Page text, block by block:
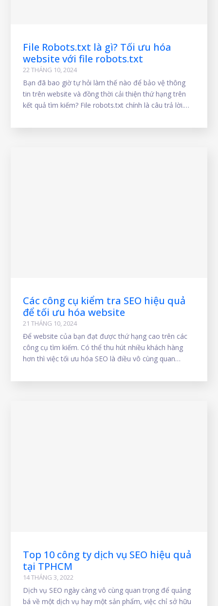
File Robots.txt là gì? Tối ưu hóa
website với file robots.txt
22 THÁNG 10, 2024
Bạn đã bao giờ tự hỏi làm thế nào để bảo vệ thông
tin trên website và đồng thời cải thiện thứ hạng trên
kết quả tìm kiếm? File robots.txt chính là câu trả lời.
quá trình quét và lập chỉ mục
Các công cụ kiểm tra SEO hiệu quả
để tối ưu hóa website
21 THÁNG 10, 2024
Để website của bạn đạt được thứ hạng cao trên các
công cụ tìm kiếm. Có thể thu hút nhiều khách hàng
hơn thì việc tối ưu hóa SEO là điều vô cùng quan
cụ hỗ trợ đắc lực. Bài viết này sẽ giới
Top 10 công ty dịch vụ SEO hiệu quả
tại TPHCM
14 THÁNG 3, 2022
Dịch vụ SEO ngày càng vô cùng quan trọng để quảng
bá về một dịch vụ hay một sản phẩm, việc chỉ sở hữu